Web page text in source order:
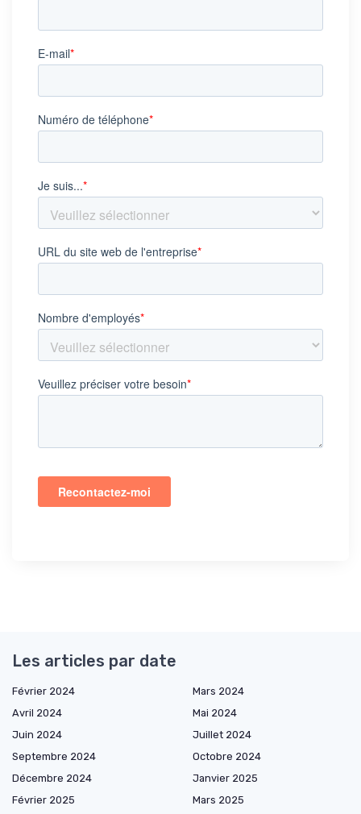
Les articles par date
Février 2024
Mars 2024
Avril 2024
Mai 2024
Juin 2024
Juillet 2024
Septembre 2024
Octobre 2024
Décembre 2024
Janvier 2025
Février 2025
Mars 2025